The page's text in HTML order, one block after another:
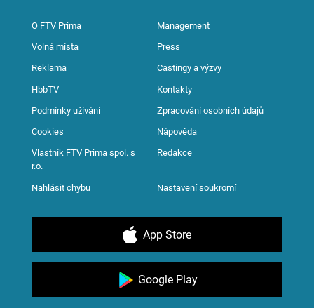
O FTV Prima Management
Volná místa Press
Reklama Castingy a výzvy
HbbTV Kontakty
Podmínky užívání Zpracování osobních údajů
Cookies Nápověda
Vlastník FTV Prima spol. s
r.o.
Redakce
Nahlásit chybu Nastavení soukromí
App Store
Google Play